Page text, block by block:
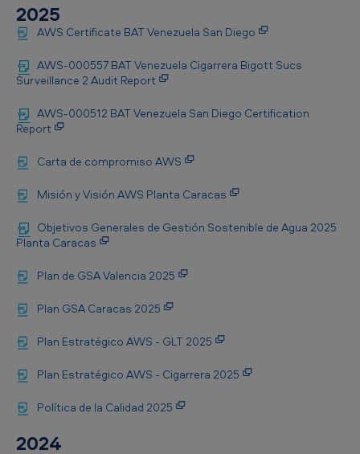
2025
AWS Certificate BAT Venezuela San Diego
AWS-000557 BAT Venezuela Cigarrera Bigott Sucs
Surveillance 2 Audit Report
AWS-000512 BAT Venezuela San Diego Certification
Report
Carta de compromiso AWS
Misión y Visión AWS Planta Caracas
Objetivos Generales de Gestión Sostenible de Agua 2025
Planta Caracas
Plan de GSA Valencia 2025
Plan GSA Caracas 2025
Plan Estratégico AWS - GLT 2025
Plan Estratégico AWS - Cigarrera 2025
Política de la Calidad 2025
2024